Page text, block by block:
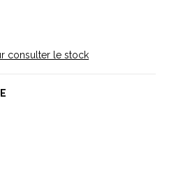
consulter le stock